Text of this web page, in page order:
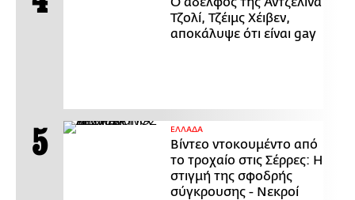
Τζολί, Τζέιμς Χέιβεν,
αποκάλυψε ότι είναι gay
ΕΛΛΑΔΑ
Βίντεο ντοκουμέντο από
το τροχαίο στις Σέρρες: Η
στιγμή της σφοδρής
σύγκρουσης - Νεκροί